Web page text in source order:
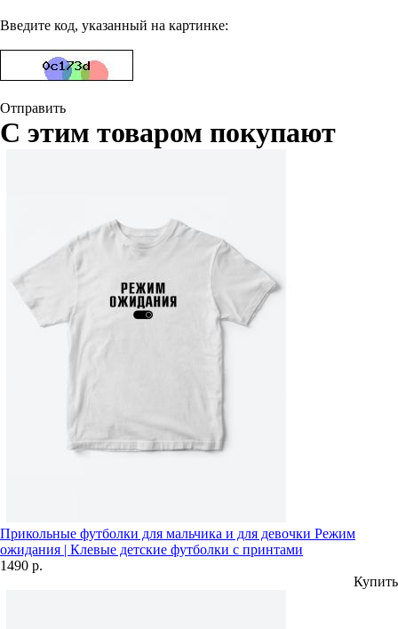
Введите код, указанный на картинке:
Отправить
С этим товаром покупают
Прикольные футболки для мальчика и для девочки Режим
ожидания | Клевые детские футболки с принтами
1490 р.
Купить